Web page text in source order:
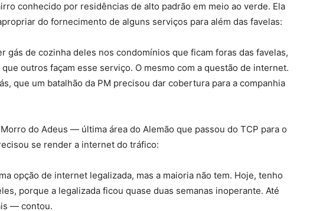
conhecido por residências de alto padrão em meio ao verde. Ela
do fornecimento de alguns serviços para além das favelas:
gás de cozinha deles nos condomínios que ficam foras das favelas,
outros façam esse serviço. O mesmo com a questão de internet.
que um batalhão da PM precisou dar cobertura para a companhia
do Adeus — última área do Alemão que passou do TCP para o
se render a internet do tráfico:
opção de internet legalizada, mas a maioria não tem. Hoje, tenho
porque a legalizada ficou quase duas semanas inoperante. Até
— contou.